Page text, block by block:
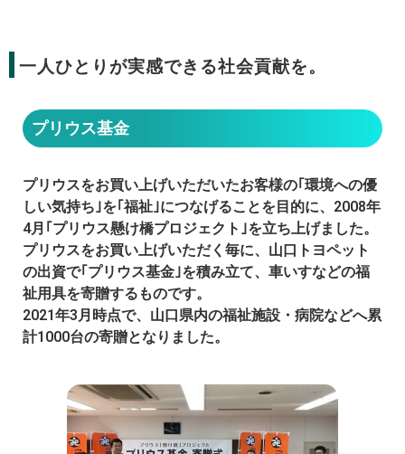
一人ひとりが実感できる社会貢献を。
プリウス基金
プリウスをお買い上げいただいたお客様の｢環境への優
しい気持ち｣を｢福祉｣につなげることを目的に、2008年
4月｢プリウス懸け橋プロジェクト｣を立ち上げました。
プリウスをお買い上げいただく毎に、山口トヨペット
の出資で｢プリウス基金｣を積み立て、車いすなどの福
祉用具を寄贈するものです。
2021年3月時点で、山口県内の福祉施設・病院などへ累
計1000台の寄贈となりました。